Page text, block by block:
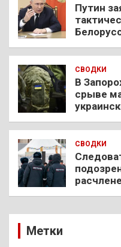
Путин
СВОДКИ
В
срыве
СВОДКИ
Метки